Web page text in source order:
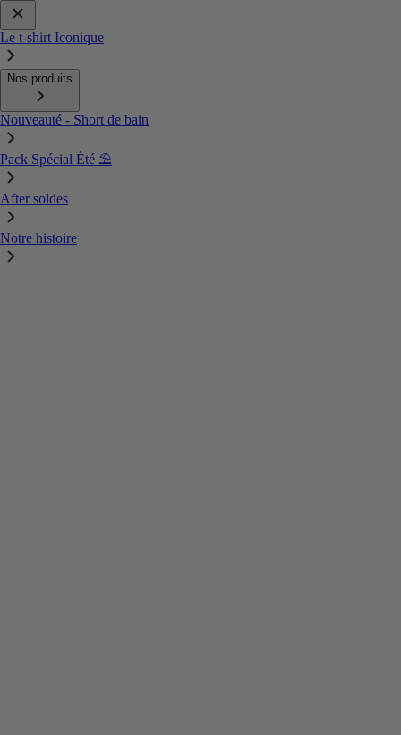
Le t-shirt Iconique
Nos produits
Nouveauté - Short de bain
Pack Spécial Été ⛱️
After soldes
Notre histoire